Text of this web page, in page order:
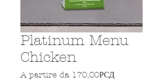
Platinum Menu
Chicken
A partire da 170,00РСДPrezzo